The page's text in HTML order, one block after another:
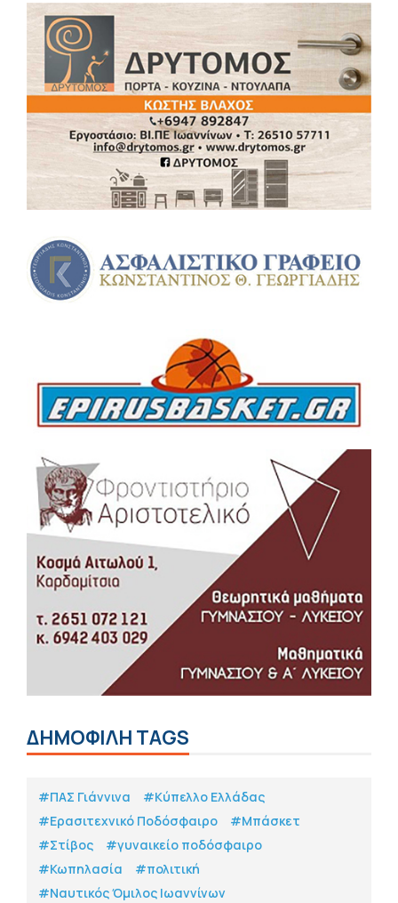
ΔΗΜΟΦΙΛΗ TAGS
#ΠΑΣ Γιάννινα
#Κύπελλο Ελλάδας
#Eρασιτεχνικό Ποδόσφαιρο
#Μπάσκετ
#Στίβος
#γυναικείο ποδόσφαιρο
#Κωπηλασία
#πολιτική
#Ναυτικός Όμιλος Ιωαννίνων